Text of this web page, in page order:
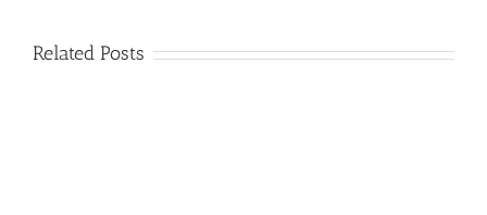
Related Posts